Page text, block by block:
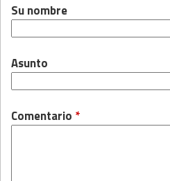
Su nombre
Asunto
Comentario *